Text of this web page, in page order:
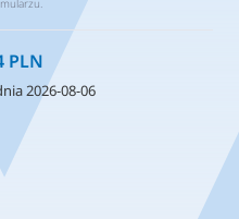
PLN
2026-08-06